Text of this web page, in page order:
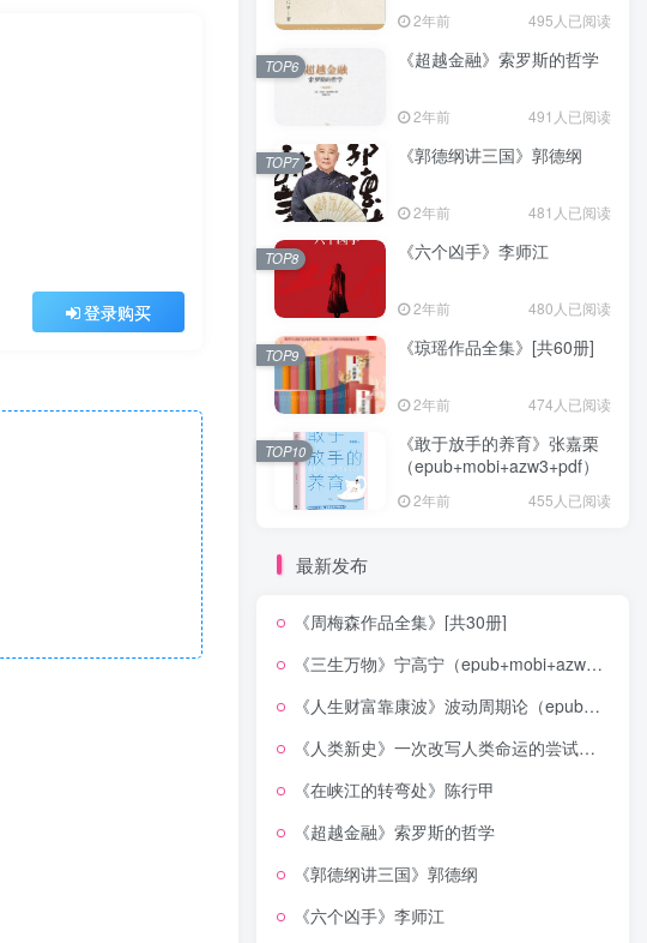
登录购买
2年前 495人已阅读
《超越金融》索罗斯的哲学
2年前 491人已阅读
TOP6
《郭德纲讲三国》郭德纲
2年前 481人已阅读
TOP7
《六个凶手》李师江
2年前 480人已阅读
TOP8
《琼瑶作品全集》[共60册]
2年前 474人已阅读
TOP9
《敢于放手的养育》张嘉栗
（epub+mobi+azw3+pdf）
2年前 455人已阅读
TOP10
最新发布
《周梅森作品全集》[共30册]
《三生万物》宁高宁（epub+mobi+azw3+pdf）
《人生财富靠康波》波动周期论（epub+mobi+azw3+pdf）
《人类新史》一次改写人类命运的尝试（epub+mobi+azw3+pdf）
《在峡江的转弯处》陈行甲
《超越金融》索罗斯的哲学
《郭德纲讲三国》郭德纲
《六个凶手》李师江